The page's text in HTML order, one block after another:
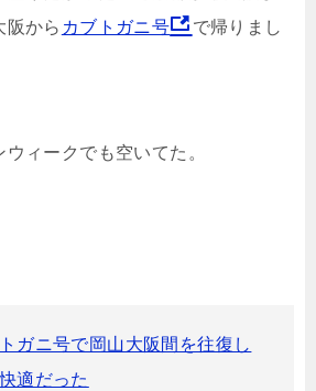
阪から カブトガニ号
で帰りまし
ィークでも空いてた。
ガニ号で岡山大阪間を往復し
適だった